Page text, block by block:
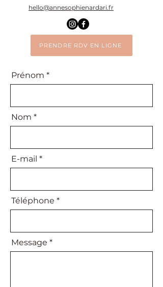
hello@annesophienardari.fr
PRENDRE RDV EN LIGNE
Prénom
Nom
E-mail
Téléphone
Message